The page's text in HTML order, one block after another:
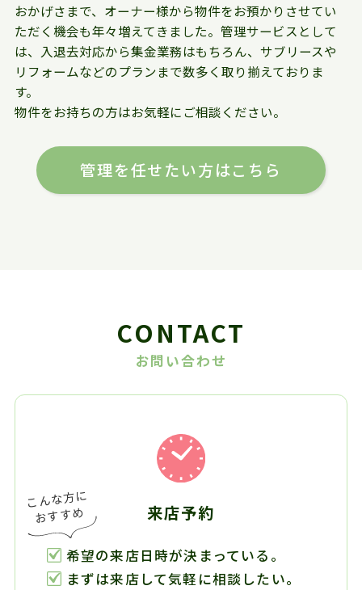
おかげさまで、オーナー様から物件をお預かりさせてい
ただく機会も年々増えてきました。管理サービスとして
は、入退去対応から集金業務はもちろん、サブリースや
リフォームなどのプランまで数多く取り揃えておりま
す。
物件をお持ちの方はお気軽にご相談ください。
管理を任せたい方はこちら
CONTACT
お問い合わせ
来店予約
希望の来店日時が決まっている。
まずは来店して気軽に相談したい。